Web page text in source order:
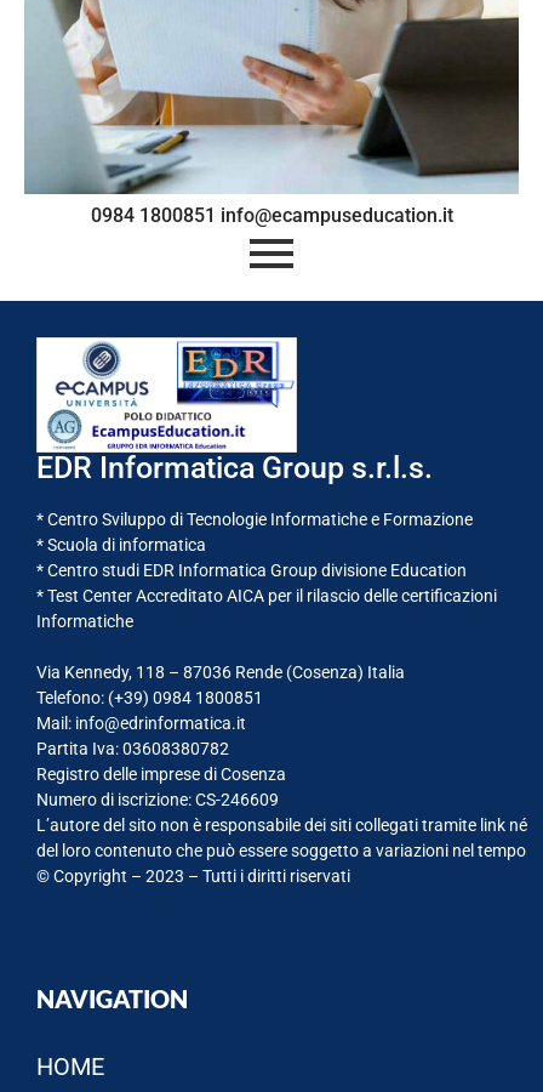
0984 1800851 info@ecampuseducation.it
EDR Informatica Group s.r.l.s.
* Centro Sviluppo di Tecnologie Informatiche e Formazione
* Scuola di informatica
* Centro studi EDR Informatica Group divisione Education
* Test Center Accreditato AICA per il rilascio delle certificazioni
Informatiche
Via Kennedy, 118 – 87036 Rende (Cosenza) Italia
Telefono: (+39) 0984 1800851
Mail: info@edrinformatica.it
Partita Iva: 03608380782
Registro delle imprese di Cosenza
Numero di iscrizione: CS-246609
L’autore del sito non è responsabile dei siti collegati tramite link né
del loro contenuto che può essere soggetto a variazioni nel tempo
© Copyright – 2023 – Tutti i diritti riservati
NAVIGATION
HOME